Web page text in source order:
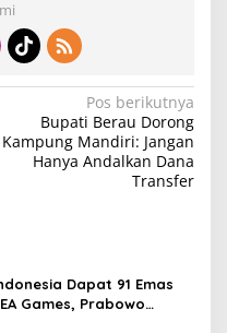
Pos berikutnya
Bupati Berau Dorong
Kampung Mandiri: Jangan
Hanya Andalkan Dana
Transfer
Dapat 91 Emas
Games, Prabowo